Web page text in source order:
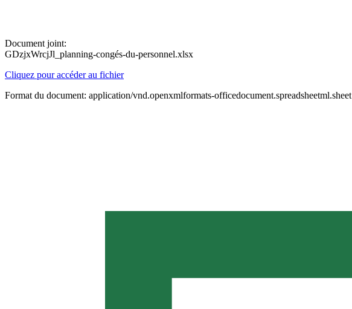
Document joint:
GDzjxWrcjJl_planning-congés-du-personnel.xlsx
Cliquez pour accéder au fichier
Format du document: application/vnd.openxmlformats-officedocument.spreadsheetml.sheet